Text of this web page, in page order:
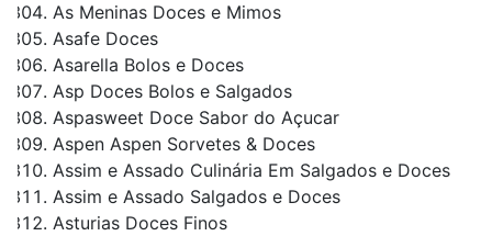
As Meninas Doces e Mimos
Asafe Doces
Asarella Bolos e Doces
Asp Doces Bolos e Salgados
Aspasweet Doce Sabor do Açucar
Aspen Aspen Sorvetes & Doces
Assim e Assado Culinária Em Salgados e Doces
Assim e Assado Salgados e Doces
Asturias Doces Finos